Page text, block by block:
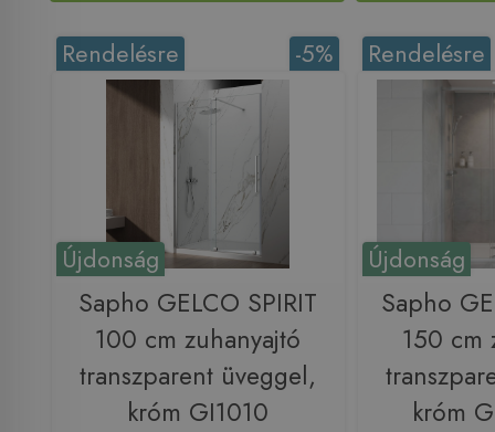
Újdonság
-5%
Rendelésre
Sapho GELCO SPIRIT
100 cm zuhanyajtó
transzparent üveggel,
króm GI1010
Újdonság
Rendelésre
Sapho
150 cm
króm